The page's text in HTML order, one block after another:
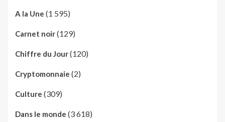
A la Une (1 595)
Carnet noir(129)
Chiffre du Jour(120)
Cryptomonnaie (2)
Culture (309)
Dans le monde (3 618)